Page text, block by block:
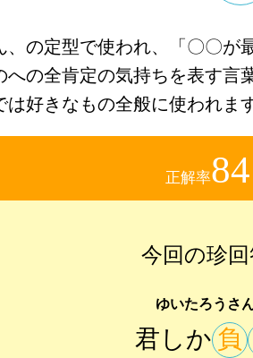
、の定型で使われ、「〇〇が
への全肯定の気持ちを表す言
は好きなもの全般に使われま
正解率
今回の珍
ゆいたろうさ
君しか 負